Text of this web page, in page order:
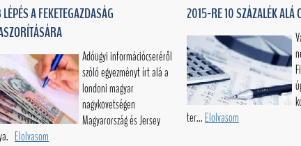
A FEKETEGAZDASÁG
Adóügyi információcseréről
szóló egyezményt írt alá a
londoni magyar
nagykövetségen
Magyarország és Jersey
Elolvasom
2015-RE 10 SZÁZALÉK ALÁ
ter... Elolvasom